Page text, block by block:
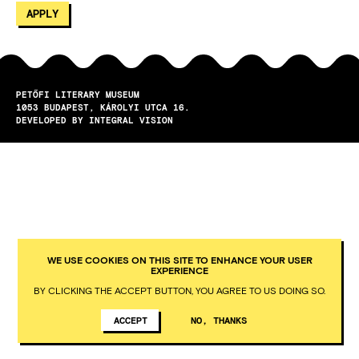
PETŐFI LITERARY MUSEUM
1053
BUDAPEST
KÁROLYI UTCA 16.
DEVELOPED BY INTEGRAL VISION
WE USE COOKIES ON THIS SITE TO ENHANCE YOUR USER
EXPERIENCE
BY CLICKING THE ACCEPT BUTTON, YOU AGREE TO US DOING SO.
ACCEPT NO, THANKS